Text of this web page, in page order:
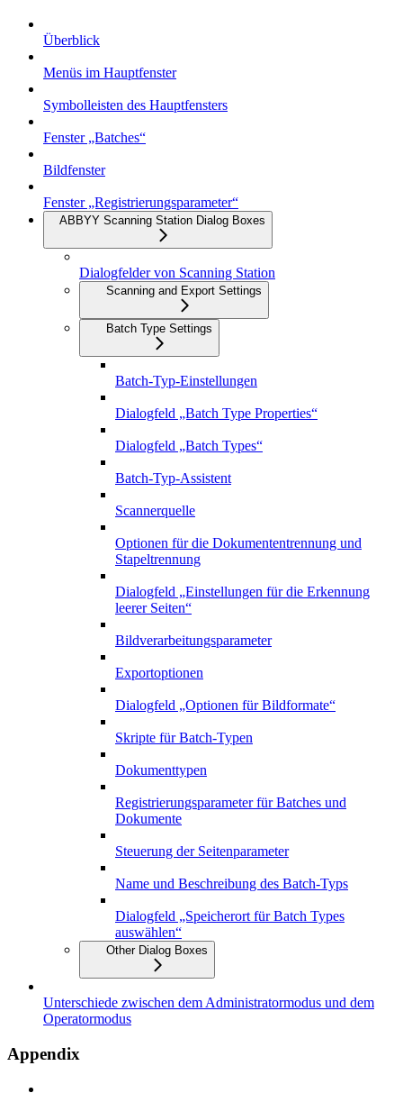
Überblick
Menüs im Hauptfenster
Symbolleisten des Hauptfensters
Fenster „Batches“
Bildfenster
Fenster „Registrierungsparameter“
ABBYY Scanning Station Dialog Boxes
Dialogfelder von Scanning Station
Scanning and Export Settings
Batch Type Settings
Batch-Typ-Einstellungen
Dialogfeld „Batch Type Properties“
Dialogfeld „Batch Types“
Batch-Typ-Assistent
Scannerquelle
Optionen für die Dokumententrennung und
Stapeltrennung
Dialogfeld „Einstellungen für die Erkennung
leerer Seiten“
Bildverarbeitungsparameter
Exportoptionen
Dialogfeld „Optionen für Bildformate“
Skripte für Batch-Typen
Dokumenttypen
Registrierungsparameter für Batches und
Dokumente
Steuerung der Seitenparameter
Name und Beschreibung des Batch-Typs
Dialogfeld „Speicherort für Batch Types
auswählen“
Other Dialog Boxes
Unterschiede zwischen dem Administratormodus und dem
Operatormodus
Appendix